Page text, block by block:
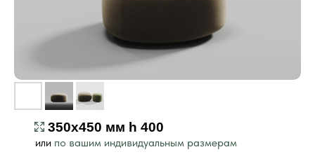
350х450 мм h 400
илипо вашим индивидуальным размерам